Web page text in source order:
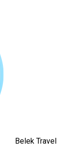
Belek Travel